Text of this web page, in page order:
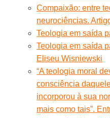
Compaixão: entre
neurociências.
Teologia em saída
Teologia em saída
Eliseu Wisniewski
“A teologia moral
consciência
incorporou à sua
mais como tais”.